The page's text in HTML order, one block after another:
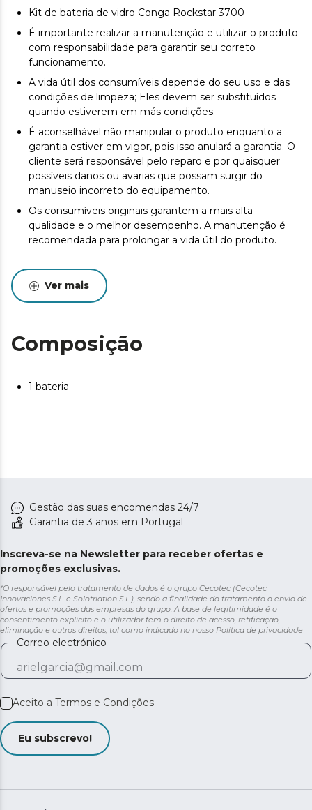
Kit de bateria de vidro Conga Rockstar 3700
É importante realizar a manutenção e utilizar o produto
com responsabilidade para garantir seu correto
funcionamento.
A vida útil dos consumíveis depende do seu uso e das
condições de limpeza; Eles devem ser substituídos
quando estiverem em más condições.
É aconselhável não manipular o produto enquanto a
garantia estiver em vigor, pois isso anulará a garantia. O
cliente será responsável pelo reparo e por quaisquer
possíveis danos ou avarias que possam surgir do
manuseio incorreto do equipamento.
Os consumíveis originais garantem a mais alta
qualidade e o melhor desempenho. A manutenção é
recomendada para prolongar a vida útil do produto.
Ver mais
Composição
1 bateria
Gestão das suas encomendas 24/7
Garantia de 3 anos em Portugal
Inscreva-se na Newsletter para receber ofertas e
promoções exclusivas.
*O responsável pelo tratamento de dados é o grupo Cecotec (Cecotec
Innovaciones S.L. e Solotriatlon S.L.), sendo a finalidade do tratamento o envio de
ofertas e promoções das empresas do grupo. A base de legitimidade é o
consentimento explícito e o utilizador tem o direito de acesso, retificação,
eliminação e outros direitos, tal como indicado no nosso Política de privacidade
Correo electrónico
Aceito a Termos e Condições
Eu subscrevo!